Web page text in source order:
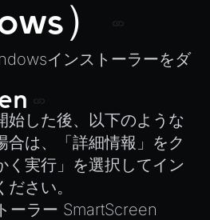
）
インストーラーをダ
始した後、以下のような
合は、「詳細情報」をク
く実行」を選択してイン
さい。
Avatar SDK
Atlasses
at Runtime
Chinese Characters
Runtime
Runtime
in Typescript